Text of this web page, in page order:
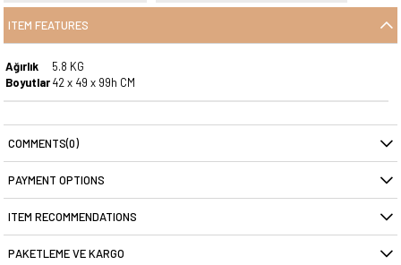
ITEM FEATURES
Ağırlık
5.8 KG
Boyutlar42 x 49 x 99h CM
COMMENTS(0)
PAYMENT OPTIONS
ITEM RECOMMENDATIONS
PAKETLEME VE KARGO